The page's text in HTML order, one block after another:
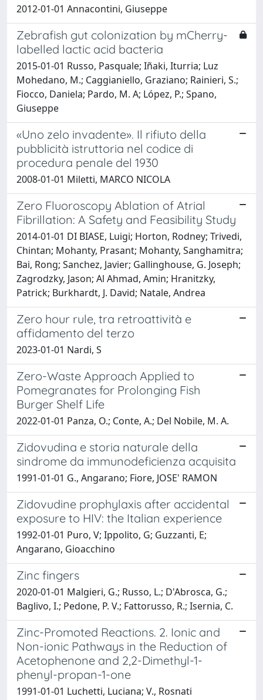
2012-01-01 Annacontini, Giuseppe
Zebrafish gut colonization by mCherry-
labelled lactic acid bacteria
2015-01-01 Russo, Pasquale; Iñaki, Iturria; Luz
Mohedano, M.; Caggianiello, Graziano; Rainieri, S.;
Fiocco, Daniela; Pardo, M. A; López, P.; Spano,
Giuseppe
«Uno zelo invadente». Il rifiuto della
pubblicità istruttoria nel codice di
procedura penale del 1930
2008-01-01 Miletti, MARCO NICOLA
Zero Fluoroscopy Ablation of Atrial
Fibrillation: A Safety and Feasibility Study
2014-01-01 DI BIASE, Luigi; Horton, Rodney; Trivedi,
Chintan; Mohanty, Prasant; Mohanty, Sanghamitra;
Bai, Rong; Sanchez, Javier; Gallinghouse, G. Joseph;
Zagrodzky, Jason; Al Ahmad, Amin; Hranitzky,
Patrick; Burkhardt, J. David; Natale, Andrea
Zero hour rule, tra retroattività e
affidamento del terzo
2023-01-01 Nardi, S
Zero-Waste Approach Applied to
Pomegranates for Prolonging Fish
Burger Shelf Life
2022-01-01 Panza, O.; Conte, A.; Del Nobile, M. A.
Zidovudina e storia naturale della
sindrome da immunodeficienza acquisita
1991-01-01 G., Angarano; Fiore, JOSE' RAMON
Zidovudine prophylaxis after accidental
exposure to HIV: the Italian experience
1992-01-01 Puro, V; Ippolito, G; Guzzanti, E;
Angarano, Gioacchino
Zinc fingers
2020-01-01 Malgieri, G.; Russo, L.; D'Abrosca, G.;
Baglivo, I.; Pedone, P. V.; Fattorusso, R.; Isernia, C.
Zinc-Promoted Reactions. 2. Ionic and
Non-ionic Pathways in the Reduction of
Acetophenone and 2,2-Dimethyl-1-
phenyl-propan-1-one
1991-01-01 Luchetti, Luciana; V., Rosnati